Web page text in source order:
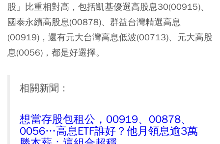
股」比重相對高，包括凱基優選高股息30(00915)、
國泰永續高股息(00878)、群益台灣精選高息
(00919)，還有元大台灣高息低波(00713)、元大高股
息(0056)，都是好選擇。
相關新聞：
想當存股包租公，00919、00878、
0056…高息ETF誰好？他月領息逾3萬